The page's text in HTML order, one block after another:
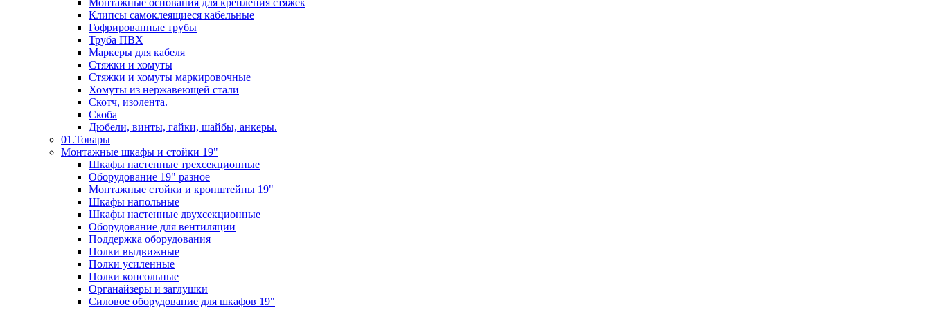
Монтажные основания для крепления стяжек
Клипсы самоклеящиеся кабельные
Гофрированные трубы
Труба ПВХ
Маркеры для кабеля
Стяжки и хомуты
Стяжки и хомуты маркировочные
Хомуты из нержавеющей стали
Скотч, изолента.
Скоба
Дюбели, винты, гайки, шайбы, анкеры.
01.Товары
Монтажные шкафы и стойки 19"
Шкафы настенные трехсекционные
Оборудование 19" разное
Монтажные стойки и кронштейны 19"
Шкафы напольные
Шкафы настенные двухсекционные
Оборудование для вентиляции
Поддержка оборудования
Полки выдвижные
Полки усиленные
Полки консольные
Органайзеры и заглушки
Силовое оборудование для шкафов 19"